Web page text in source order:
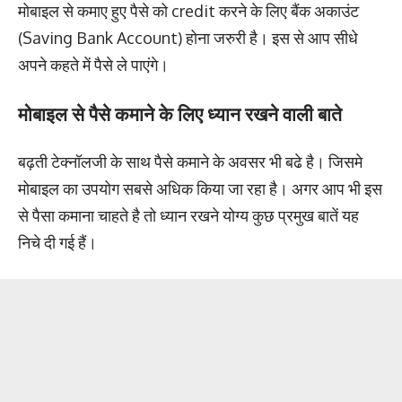
मोबाइल से कमाए हुए पैसे को credit करने के लिए बैंक अकाउंट
(Saving Bank Account) होना जरुरी है। इस से आप सीधे
अपने कहते में पैसे ले पाएंगे।
मोबाइल से पैसे कमाने के लिए ध्यान रखने वाली बाते
बढ़ती टेक्नॉलजी के साथ पैसे कमाने के अवसर भी बढे है। जिसमे
मोबाइल का उपयोग सबसे अधिक किया जा रहा है। अगर आप भी इस
से पैसा कमाना चाहते है तो ध्यान रखने योग्य कुछ प्रमुख बातें यह
निचे दी गई हैं।